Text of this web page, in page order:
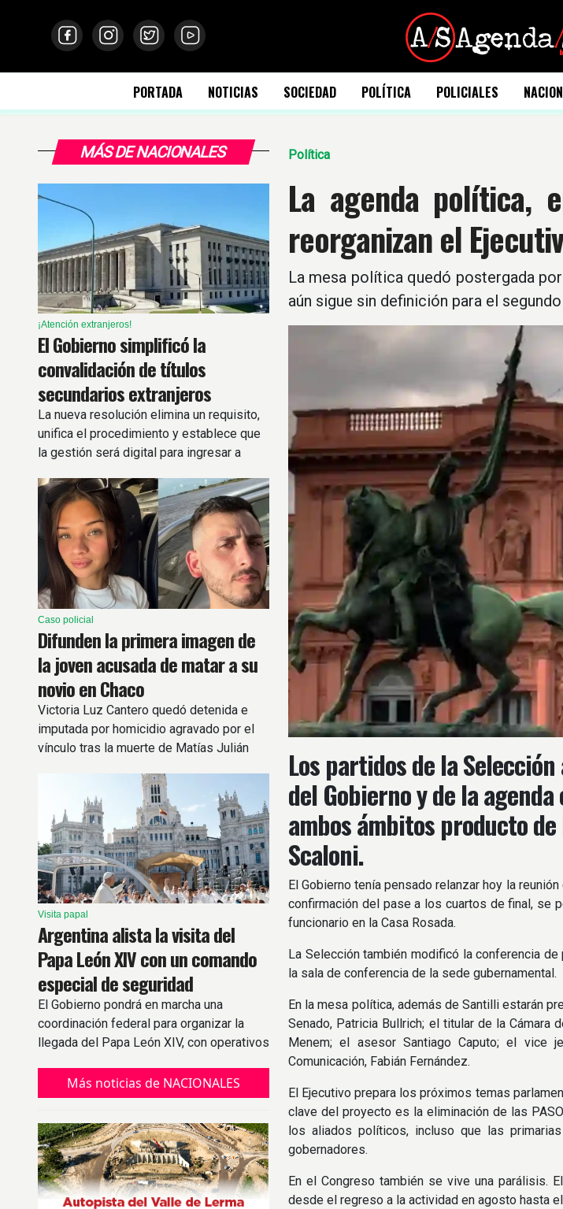
PORTADA NOTICIAS SOCIEDAD POLÍTICA POLICIALES
MÁS DE NACIONALES
¡Atención extranjeros!
El Gobierno simplificó la
convalidación de títulos
secundarios extranjeros
La nueva resolución elimina un requisito,
unifica el procedimiento y establece que
la gestión será digital para ingresar a
Caso policial
Difunden la primera imagen de
la joven acusada de matar a su
novio en Chaco
Victoria Luz Cantero quedó detenida e
imputada por homicidio agravado por el
vínculo tras la muerte de Matías Julián
Visita papal
Argentina alista la visita del
Papa León XIV con un comando
especial de seguridad
El Gobierno pondrá en marcha una
coordinación federal para organizar la
llegada del Papa León XIV, con operativos
distintos puntos del recorrido.
Más noticias de NACIONALES
Política
La agenda política,
reorganizan el
La mesa política quedó postergada
aún sigue sin definición para el
Los partidos de la
del Gobierno y de la
ambos ámbitos producto
Scaloni.
El Gobierno tenía pensado relanzar hoy la
confirmación del pase a los cuartos de final, se
funcionario en la Casa Rosada.
La Selección también modificó la conferencia
la sala de conferencia de la sede gubernamental.
En la mesa política, además de Santilli estarán
Senado, Patricia Bullrich; el titular de la
Menem; el asesor Santiago Caputo; el vice
Comunicación, Fabián Fernández.
El Ejecutivo prepara los próximos temas
clave del proyecto es la eliminación de las
los aliados políticos, incluso que las
gobernadores.
En el Congreso también se vive una parálisis.
desde el regreso a la actividad en agosto hasta